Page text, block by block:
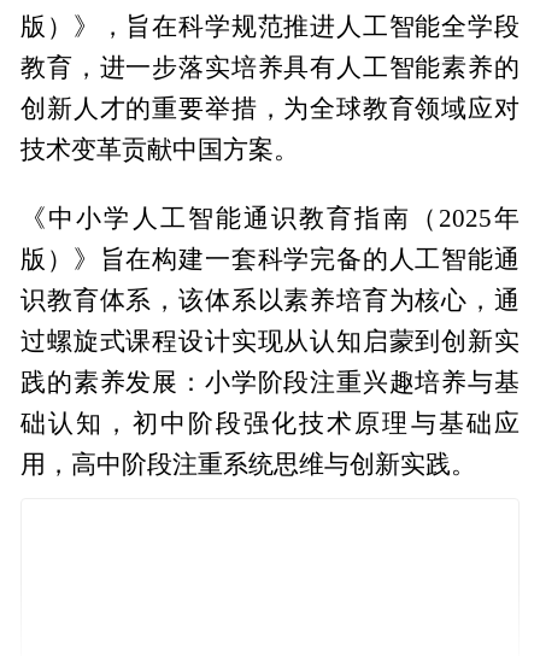
版）》，旨在科学规范推进人工智能全学段
教育，进一步落实培养具有人工智能素养的
创新人才的重要举措，为全球教育领域应对
技术变革贡献中国方案。
《中小学人工智能通识教育指南（2025年
版）》旨在构建一套科学完备的人工智能通
识教育体系，该体系以素养培育为核心，通
过螺旋式课程设计实现从认知启蒙到创新实
践的素养发展：小学阶段注重兴趣培养与基
础认知，初中阶段强化技术原理与基础应
用，高中阶段注重系统思维与创新实践。